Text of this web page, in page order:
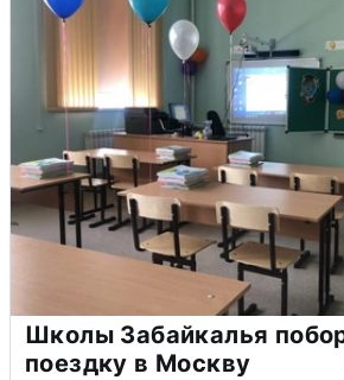
Школы Забайкалья
поездку в Москву